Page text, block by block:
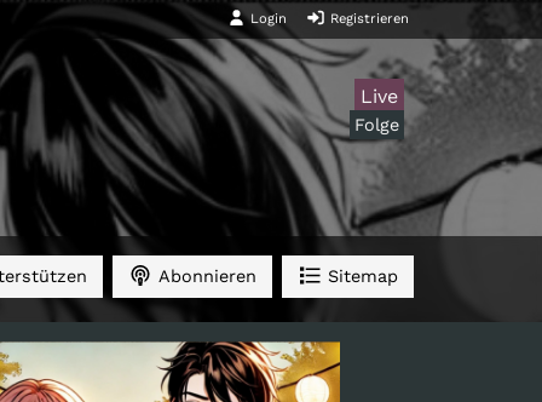
Login Registrieren
Live
Folge
Abonnieren Sitemap